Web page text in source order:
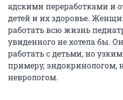
адскими переработками и
детей и их здоровье.
работать всю жизнь
увиденного не хотела бы.
работать с детьми, но
примеру, эндокринологом,
неврологом.